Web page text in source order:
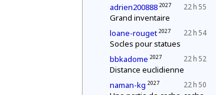
22 h 55
adrien200888 2027
Grand inventaire
22 h 54
loane-rouget 2027
Socles pour statues
22 h 52
bbkadome 2027
Distance euclidienne
22 h 50
naman-kg 2027